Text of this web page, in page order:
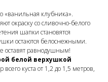
«ванильная клубника».
окраску со сливочно-белого
шапки становятся
остаются белоснежными.
равнодушным!
белой верхушкой
всего куста от 1,2 до 1,5 метров,